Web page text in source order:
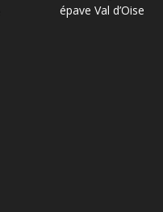
épave Val d’Oise